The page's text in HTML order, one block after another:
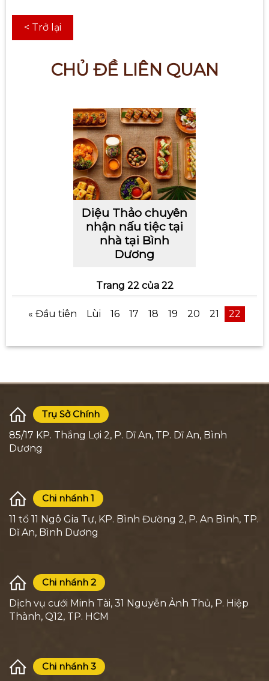
< Trở lại
CHỦ ĐỀ LIÊN QUAN
Diệu Thảo chuyên
nhận nấu tiệc tại
nhà tại Bình
Dương
Trang 22 của 22
« Đầu tiên Lùi 16 17 18 19 20 21 22
Trụ Sở Chính
85/17 KP. Thắng Lợi 2, P. Dĩ An, TP. Dĩ An, Bình
Dương
Chi nhánh 1
11 tổ 11 Ngô Gia Tự, KP. Bình Đường 2, P. An Bình, TP.
Dĩ An, Bình Dương
Chi nhánh 2
Dịch vụ cưới Minh Tài, 31 Nguyễn Ảnh Thủ, P. Hiệp
Thành, Q12, TP. HCM
Chi nhánh 3